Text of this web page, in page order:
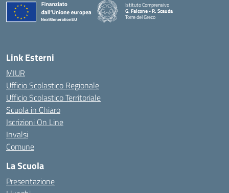
Istituto Comprensivo
G. Falcone - R. Scauda
Torre del Greco
Link Esterni
MIUR
Ufficio Scolastico Regionale
Ufficio Scolastico Territoriale
Scuola in Chiaro
Iscrizioni On Line
Invalsi
Comune
La Scuola
Presentazione